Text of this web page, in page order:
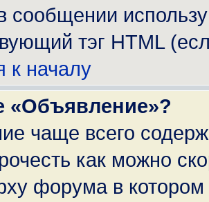
сообщении
тэг HTML
к началу
«Объявление»?
чаще всего
как можно
форума в